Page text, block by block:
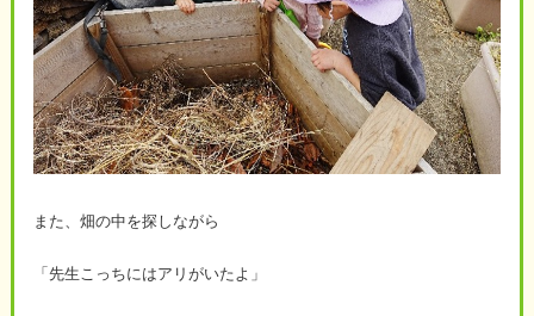
また、畑の中を探しながら
「先生こっちにはアリがいたよ」